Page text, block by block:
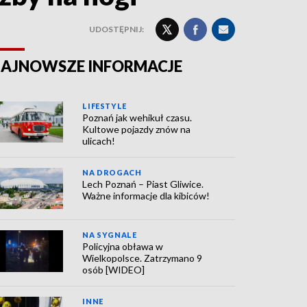
UDOSTĘPNIJ:
INFORMACJE
LIFESTYLE
Poznań jak wehikuł czasu.
Kultowe pojazdy znów na
ulicach!
NA DROGACH
Lech Poznań – Piast Gliwice.
Ważne informacje dla kibiców!
NA SYGNALE
Policyjna obława w
Wielkopolsce. Zatrzymano 9
osób [WIDEO]
INNE